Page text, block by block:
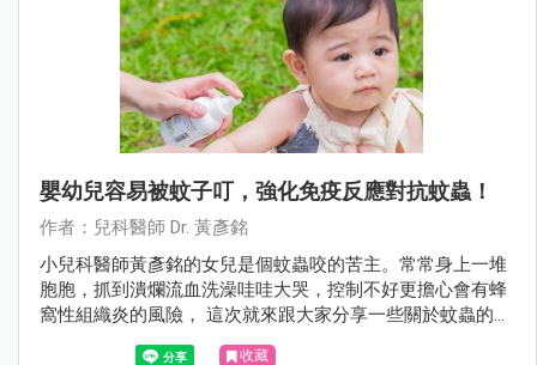
嬰幼兒容易被蚊子叮，強化免疫反應對抗蚊蟲！
作者：兒科醫師 Dr. 黃彥銘
小兒科醫師黃彥銘的女兒是個蚊蟲咬的苦主。常常身上一堆
胞胞，抓到潰爛流血洗澡哇哇大哭，控制不好更擔心會有蜂
窩性組織炎的風險， 這次就來跟大家分享一些關於蚊蟲的小
收藏